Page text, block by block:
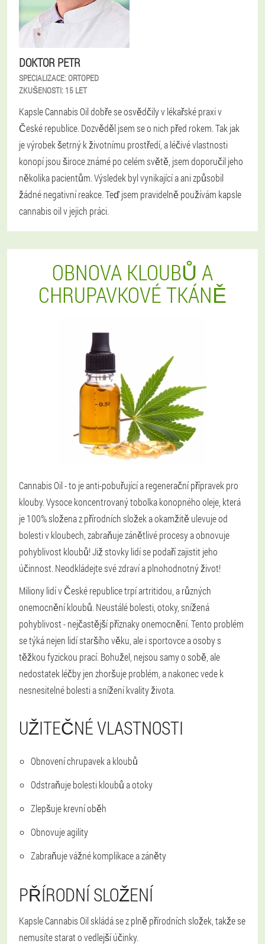
DOKTOR PETR
SPECIALIZACE:ORTOPED
ZKUŠENOSTI: 15 LET
Kapsle Cannabis Oil dobře se osvědčily v lékařské praxi v
České republice. Dozvěděl jsem se o nich před rokem. Tak jak
je výrobek šetrný k životnímu prostředí, a léčivé vlastnosti
konopí jsou široce známé po celém světě, jsem doporučil jeho
několika pacientům. Výsledek byl vynikající a ani způsobil
žádné negativní reakce. Teď jsem pravidelně používám kapsle
cannabis oil v jejich práci.
OBNOVA KLOUBŮ A
CHRUPAVKOVÉ TKÁNĚ
Cannabis Oil - to je anti-pobuřující a regenerační přípravek pro
klouby. Vysoce koncentrovaný tobolka konopného oleje, která
je 100% složena z přírodních složek a okamžitě ulevuje od
bolesti v kloubech, zabraňuje zánětlivé procesy a obnovuje
pohyblivost kloubů! Již stovky lidí se podaří zajistit jeho
účinnost. Neodkládejte své zdraví a plnohodnotný život!
Miliony lidí v České republice trpí artritidou, a různých
onemocnění kloubů. Neustálé bolesti, otoky, snížená
pohyblivost - nejčastější příznaky onemocnění. Tento problém
se týká nejen lidí staršího věku, ale i sportovce a osoby s
těžkou fyzickou prací. Bohužel, nejsou samy o sobě, ale
nedostatek léčby jen zhoršuje problém, a nakonec vede k
nesnesitelné bolesti a snížení kvality života.
UŽITEČNÉ VLASTNOSTI
Obnovení chrupavek a kloubů
Odstraňuje bolesti kloubů a otoky
Zlepšuje krevní oběh
Obnovuje agility
Zabraňuje vážné komplikace a záněty
PŘÍRODNÍ SLOŽENÍ
Kapsle Cannabis Oil skládá se z plně přírodních složek, takže se
nemusíte starat o vedlejší účinky.